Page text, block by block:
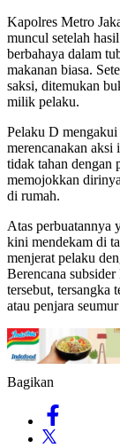
Kapolres Metro
muncul setelah
berbahaya dalam
makanan biasa.
saksi, ditemukan
milik pelaku.
Pelaku D mengakui
merencanakan aksi
tidak tahan dengan
memojokkan
di rumah.
Atas perbuatannya
kini mendekam di
menjerat pelaku
Berencana
tersebut, tersangka
atau penjara
Bagikan